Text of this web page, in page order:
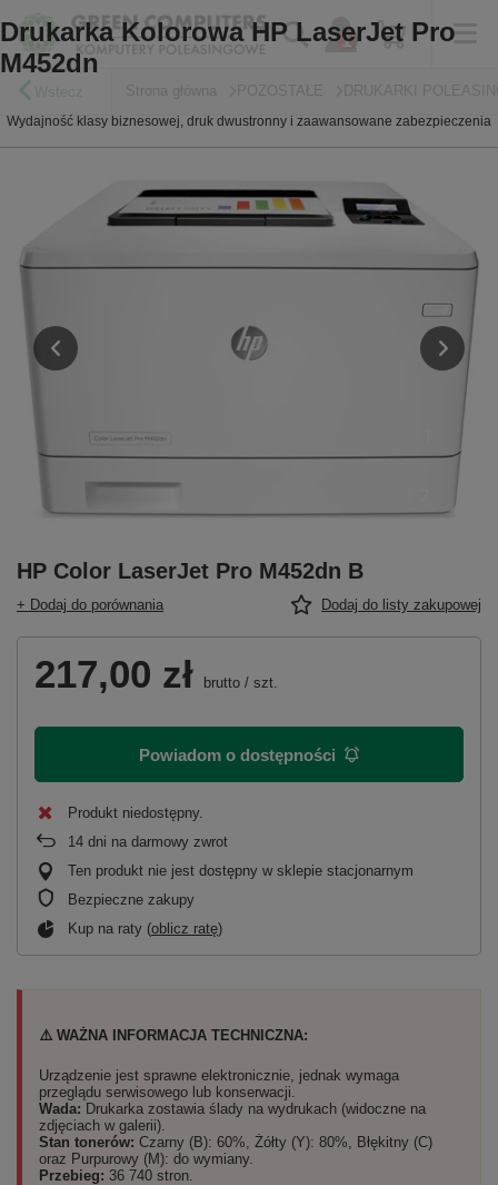
Wstecz Strona główna POZOSTAŁE DRUKARKI
HP Color LaserJet Pro M452dn B
+ Dodaj do porównania Dodaj do listy zakupowej
217,00 zł brutto / szt.
Powiadom o dostępności
Produkt niedostępny
14 dni na darmowy zwrot
Ten produkt nie jest dostępny w sklepie stacjonarnym
Bezpieczne zakupy
Kup na raty (oblicz ratę)
Drukarka Kolorowa HP LaserJet Pro
M452dn
Wydajność klasy biznesowej, druk dwustronny i zaawansowane zabezpieczenia
⚠️ WAŻNA INFORMACJA TECHNICZNA:
Urządzenie jest sprawne elektronicznie, jednak wymaga
przeglądu serwisowego lub konserwacji.
Wada: Drukarka zostawia ślady na wydrukach (widoczne na
zdjęciach w galerii).
Stan tonerów: Czarny (B): 60%, Żółty (Y): 80%, Błękitny (C)
oraz Purpurowy (M): do wymiany.
Przebieg: 36 740 stron.